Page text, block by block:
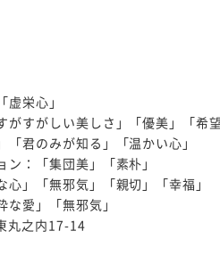
栄心」
がすがしい美しさ」「優美」「希
君のみが知る」「温かい心」
：「集団美」「素朴」
」「無邪気」「親切」「幸福」
愛」「無邪気」
丸之内17-14